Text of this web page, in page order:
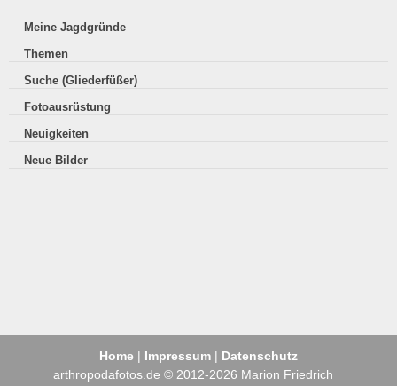
Meine Jagdgründe
Themen
Suche (Gliederfüßer)
Fotoausrüstung
Neuigkeiten
Neue Bilder
Home | Impressum | Datenschutz
arthropodafotos.de © 2012-2026 Marion Friedrich